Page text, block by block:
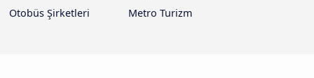
Otobüs Şirketleri
Metro Turizm